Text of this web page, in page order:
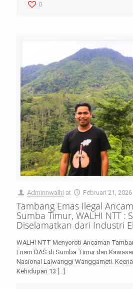
0
Adminnwalhi at Februari 21, 2026
Tambang Emas Ilegal
Sumba Timur, WALHI NTT :
Diselamatkan dari Industri
WALHI NTT Menyoroti Ancaman
Enam DAS di Sumba Timur dan
Nasional Laiwanggi Wanggameti.
Kehidupan 13 […]